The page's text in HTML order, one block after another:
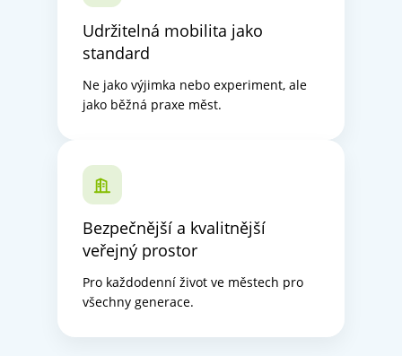
Udržitelná mobilita jako
standard
Ne jako výjimka nebo experiment, ale
jako běžná praxe měst.
Bezpečnější a kvalitnější
veřejný prostor
Pro každodenní život ve městech pro
všechny generace.